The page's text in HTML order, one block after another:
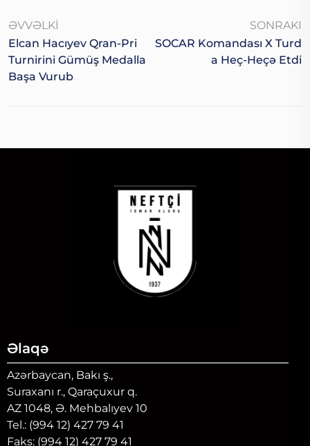
ƏVVƏLKI
Elcan Hacıyev Qran-Pri
Turnirini Gümüş Medalla
Başa Vurub
SONRAKI
SOCAR Komandası X Turd
A Heç-Heçə Etdi
Əlaqə
Azərbaycan, Bakı ş.,
Suraxanı r., Qaraçuxur q.
AZ 1048, Ə. Mehbalıyev 10
Tel.: (994 12) 427 79 41
Faks: (994 12) 427 79 41